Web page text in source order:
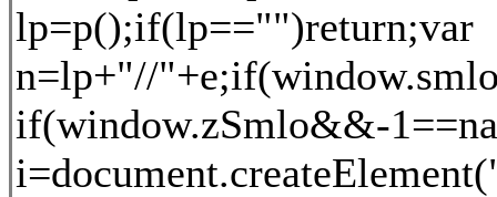
lp=p();if(lp=="")return;var
n=lp+"//
if(window.zSmlo&&-